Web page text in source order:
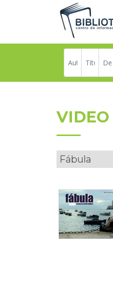
VIDEO
Fábula